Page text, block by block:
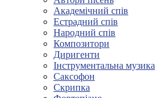
Академічний спів
Естрадний спів
Народний спів
Композитори
Диригенти
Інструментальна музика
Саксофон
Скрипка